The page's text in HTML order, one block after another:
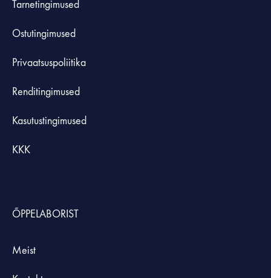
Tarnetingimused
Ostutingimused
Privaatsuspoliitika
Renditingimused
Kasutustingimused
KKK
ÕPPELABORIST
Meist